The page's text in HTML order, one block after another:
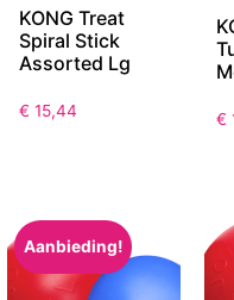
KONG Treat
Spiral Stick
Assorted Lg
€ 15,44 €
Aanbieding!